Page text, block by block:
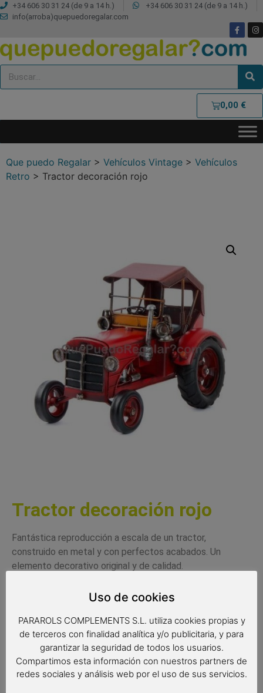
+34 606 30 31 24 (de 9 a 14 h.)
+34 606 30 31 24 (de 9 a 14 h.)
info(arroba)quepuedoregalar.com
0,00 €
Que puedo Regalar > Vehículos Vintage > Vehículos
Retro > Tractor decoración rojo
Tractor decoración rojo
Fantástica reproducción a escala de un tractor,
construido en metal y con perfectos acabados. Un
elemento decorativo original y de calidad.
Uso de cookies
PARAROLS COMPLEMENTS S.L. utiliza cookies propias y
de terceros con finalidad analítica y/o publicitaria, y para
garantizar la seguridad de todos los usuarios.
Compartimos esta información con nuestros partners de
redes sociales y análisis web por el uso de sus servicios.